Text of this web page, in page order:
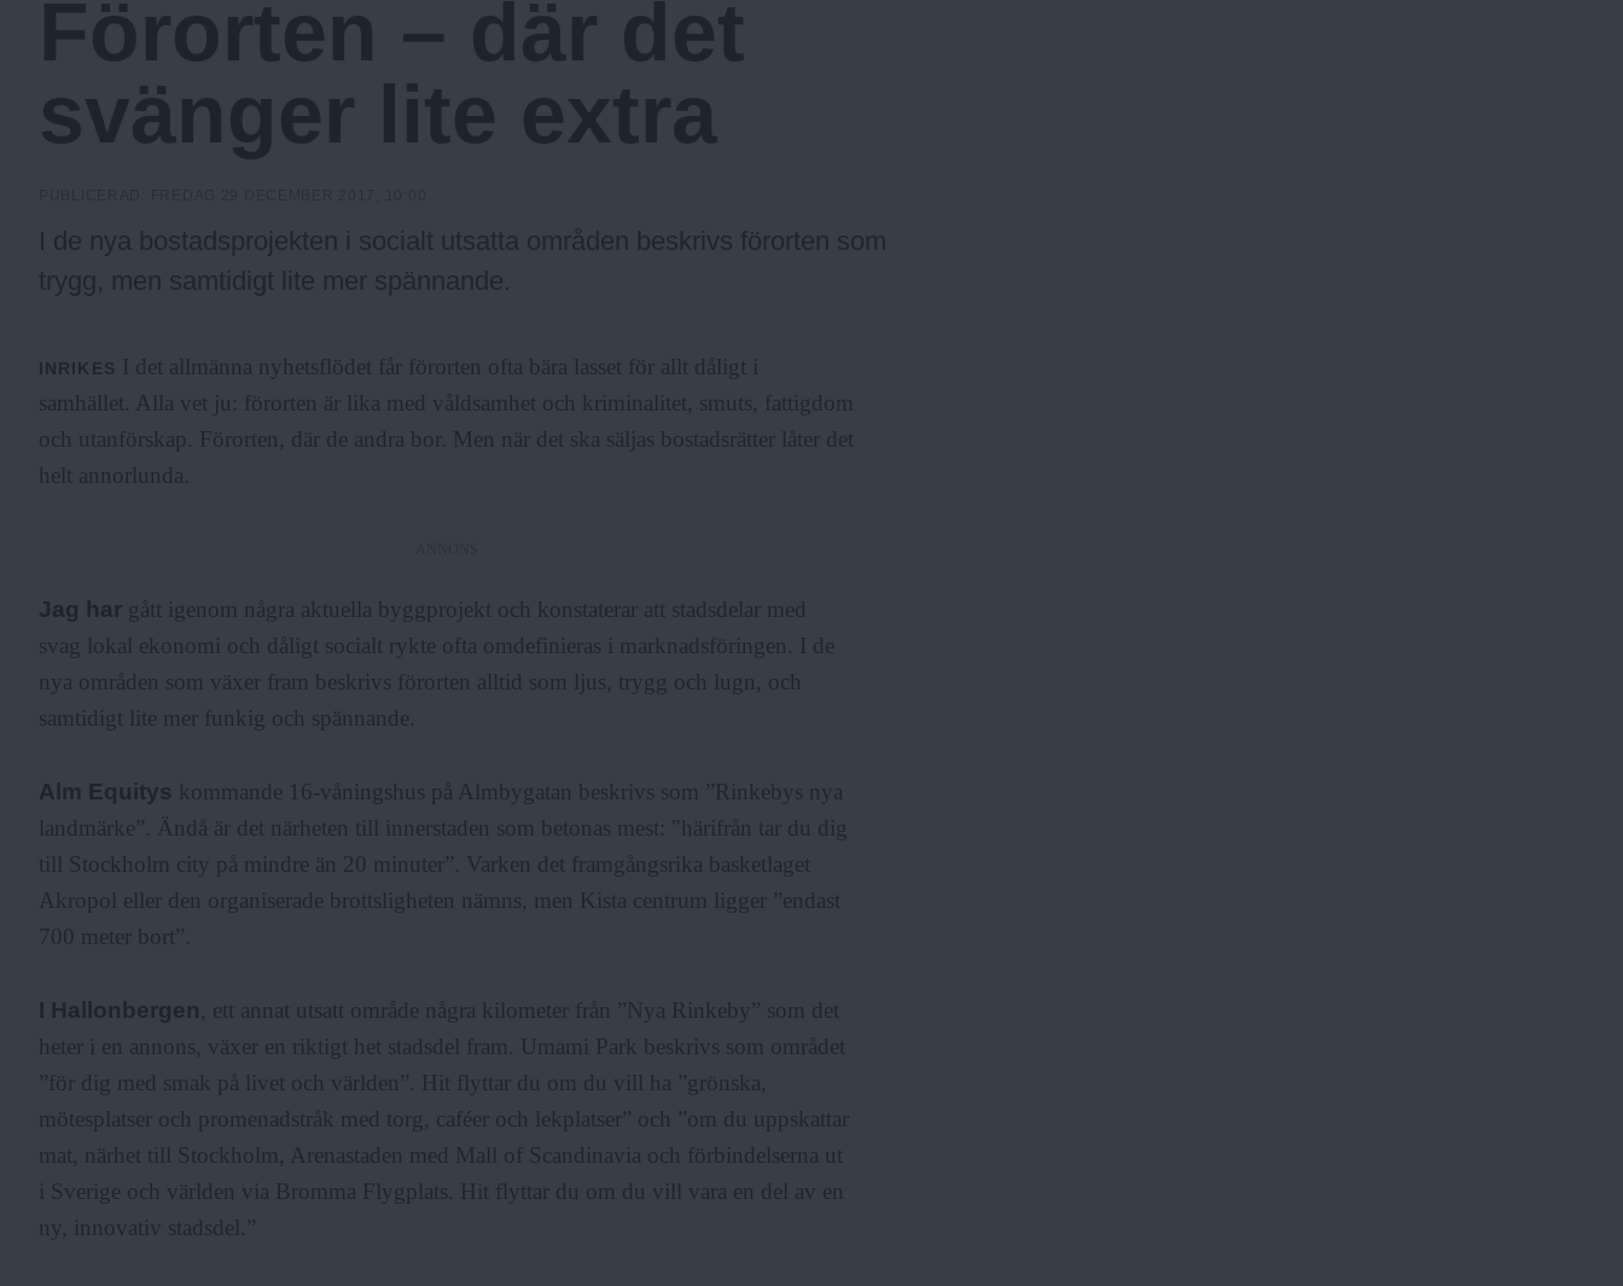
c
k
h
o
l
m
F
r
i
a
Förorten – där det
svänger lite extra
I de nya bostadsprojekten i socialt utsatta områden beskrivs förorten som
trygg, men samtidigt lite mer spännande.
INRIKES I det allmänna nyhetsflödet får förorten ofta bära lasset för allt dåligt i
samhället. Alla vet ju: förorten är lika med våldsamhet och kriminalitet, smuts, fattigdom
och utanförskap. Förorten, där de andra bor. Men när det ska säljas bostadsrätter låter det
helt annorlunda.
Jag har gått igenom några aktuella byggprojekt och konstaterar att stadsdelar med
svag lokal ekonomi och dåligt socialt rykte ofta omdefinieras i marknadsföringen. I de
nya områden som växer fram beskrivs förorten alltid som ljus, trygg och lugn, och
samtidigt lite mer funkig och spännande.
Alm Equitys kommande 16-våningshus på Almbygatan beskrivs som ”Rinkebys nya
landmärke”. Ändå är det närheten till innerstaden som betonas mest: "härifrån tar du dig
till Stockholm city på mindre än 20 minuter”. Varken det framgångsrika basketlaget
Akropol eller den organiserade brottsligheten nämns, men Kista centrum ligger ”endast
700 meter bort”.
I Hallonbergen, ett annat utsatt område några kilometer från ”Nya Rinkeby” som det
heter i en annons, växer en riktigt het stadsdel fram. Umami Park beskrivs som området
”för dig med smak på livet och världen”. Hit flyttar du om du vill ha ”grönska,
mötesplatser och promenadstråk med torg, caféer och lekplatser” och ”om du uppskattar
mat, närhet till Stockholm, Arenastaden med Mall of Scandinavia och förbindelserna ut
i Sverige och världen via Bromma Flygplats. Hit flyttar du om du vill vara en del av en
ny, innovativ stadsdel.”